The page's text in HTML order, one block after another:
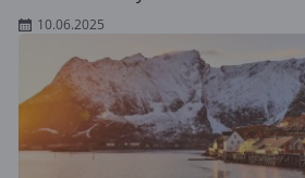
10.06.2025